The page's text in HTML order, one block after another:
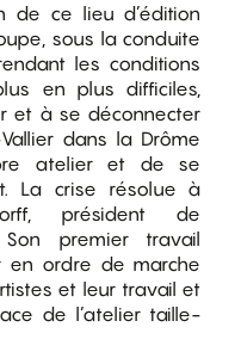
de ce lieu d’édition
sous la conduite
les conditions
en plus difficiles,
et à se déconnecter
dans la Drôme
atelier et de se
La crise résolue à
président de
Son premier travail
en ordre de marche
et leur travail et
de l’atelier taille-